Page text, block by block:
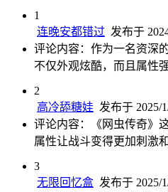
1
连晚安都错过 发布于
评论内容：作为一名资深
不仅外观炫酷，而且属性
2
高冷舔糖娃 发布于 2025/
评论内容：《网虫传奇》
属性让战斗变得更加刺激
3
无限回忆盒 发布于 2025/